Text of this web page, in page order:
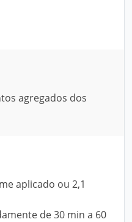
agregados dos
aplicado ou 2,1
de 30 min a 60